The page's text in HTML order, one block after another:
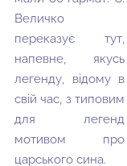
Величко
переказує тут,
напевне, якусь
легенду, відому в
свій час, з типовим
для легенд
мотивом про
царського сина.